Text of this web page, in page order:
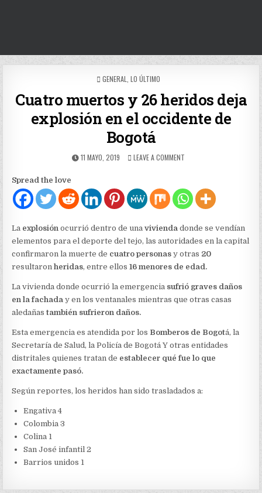
POSTED
GENERAL LO ÚLTIMO
Cuatro muertos y 26 heridos deja
explosión en el occidente de
Bogotá
PUBLISHED
11 MAYO, 2019 LEAVE A COMMENTON
Y
26
HERIDOS
EXPLOSIÓN
EN
EL
OCCIDENTE
DE
Spread the love
La explosión ocurrió dentro de unavivienda donde se vendían
elementos para el deporte del tejo, las autoridades en la capital
confirmaron la muerte de cuatro personas y otras 20
resultaronheridas, entre ellos16 menores de edad.
La vivienda donde ocurrió la emergencia sufrió graves daños
en la fachada y en los ventanales mientras que otras casas
aledañastambién sufrieron daños.
Esta emergencia es atendida por los Bomberos de Bogotá, la
Secretaría de Salud, la Policía de Bogotá Y otras entidades
distritales quienes tratan de establecer qué fue lo que
exactamente pasó.
Según reportes, los heridos han sido trasladados a:
Engativa 4
Colombia 3
Colina 1
San José infantil 2
Barrios unidos 1